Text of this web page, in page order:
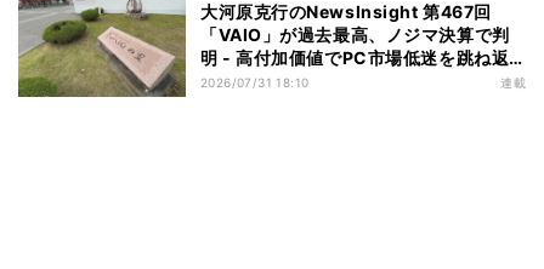
大河原克行のNewsInsight 第467回
「VAIO」が過去最高、ノジマ決算で判
明 - 高付加価値でPC市場低迷を跳ね返
す
2026/07/31 18:10 連載